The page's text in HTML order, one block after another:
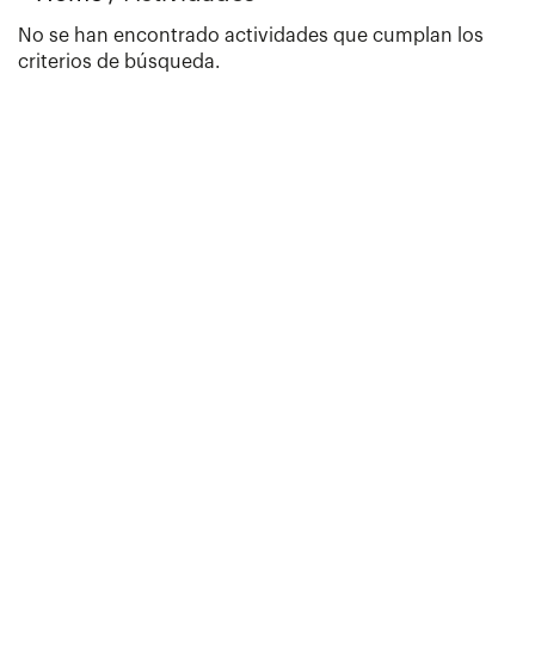
No se han encontrado actividades que cumplan los
criterios de búsqueda.